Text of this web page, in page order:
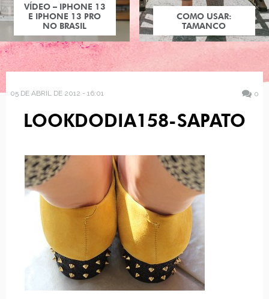
VÍDEO – IPHONE 13
E IPHONE 13 PRO
NO BRASIL
COMO USAR:
TAMANCO
05 DE ABRIL DE 2012 - 16:01 0
LOOKDODIA158-SAPATO